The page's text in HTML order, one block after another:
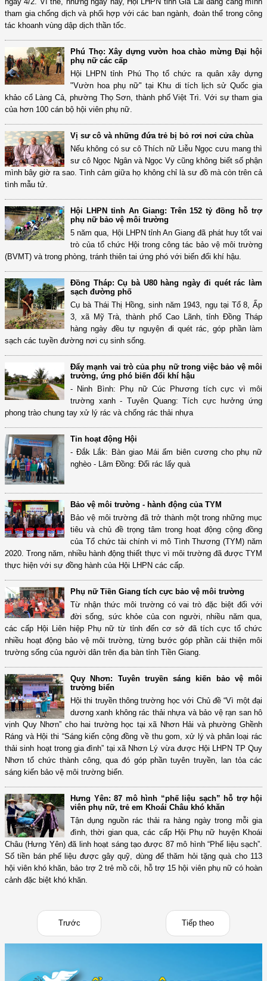
tham gia chống dịch và phối hợp với các ban ngành, đoàn thể trong công
tác khoanh vùng dập dịch thần tốc.
Phú Thọ: Xây dựng vườn hoa chào mừng Đại hội
phụ nữ các cấp
Hội LHPN tỉnh Phú Thọ tổ chức ra quân xây dựng
"Vườn hoa phụ nữ" tại Khu di tích lịch sử Quốc gia
khảo cổ Làng Cả, phường Thọ Sơn, thành phố Việt Trì. Với sự tham gia
của hơn 100 cán bộ hội viên phụ nữ.
Vị sư cô và những đứa trẻ bị bỏ rơi nơi cửa chùa
Nếu không có sư cô Thích nữ Liễu Ngọc cưu mang thì
sư cô Ngọc Ngân và Ngọc Vy cũng không biết số phận
mình bây giờ ra sao. Tình cảm giữa họ không chỉ là sư đồ mà còn trên cả
tình mẫu tử.
Hội LHPN tỉnh An Giang: Trên 152 tỷ đồng hỗ trợ
phụ nữ bảo vệ môi trường
5 năm qua, Hội LHPN tỉnh An Giang đã phát huy tốt vai
trò của tổ chức Hội trong công tác bảo vệ môi trường
(BVMT) và trong phòng, tránh thiên tai ứng phó với biến đổi khí hậu.
Đồng Tháp: Cụ bà U80 hàng ngày đi quét rác làm
sạch đường phố
Cụ bà Thái Thị Hồng, sinh năm 1943, ngụ tại Tổ 8, Ấp
3, xã Mỹ Trà, thành phố Cao Lãnh, tỉnh Đồng Tháp
hàng ngày đều tự nguyện đi quét rác, góp phần làm
sạch các tuyền đường nơi cụ sinh sống.
Đẩy mạnh vai trò của phụ nữ trong việc bảo vệ môi
trường, ứng phó biến đổi khí hậu
- Ninh Bình: Phụ nữ Cúc Phương tích cực vì môi
trường xanh - Tuyên Quang: Tích cực hưởng ứng
phong trào chung tay xử lý rác và chống rác thải nhựa
Tin hoạt động Hội
- Đắk Lắk: Bàn giao Mái ấm biên cương cho phụ nữ
nghèo - Lâm Đồng: Đổi rác lấy quà
Bảo vệ môi trường - hành động của TYM
Bảo vệ môi trường đã trở thành một trong những mục
tiêu và chủ đề trọng tâm trong hoạt động cộng đồng
của Tổ chức tài chính vi mô Tình Thương (TYM) năm
2020. Trong năm, nhiều hành động thiết thực vì môi trường đã được TYM
thực hiện với sự đồng hành của Hội LHPN các cấp.
Phụ nữ Tiền Giang tích cực bảo vệ môi trường
Từ nhận thức môi trường có vai trò đặc biệt đối với
đời sống, sức khỏe của con người, nhiều năm qua,
các cấp Hội Liên hiệp Phụ nữ từ tỉnh đến cơ sở đã tích cực tổ chức
nhiều hoạt động bảo vệ môi trường, từng bước góp phần cải thiện môi
trường sống của người dân trên địa bàn tỉnh Tiền Giang.
Quy Nhơn: Tuyên truyền sáng kiến bảo vệ môi
trường biển
Hội thi truyền thông trường học với Chủ đề “Vì một đại
dương xanh không rác thải nhựa và bảo vệ rạn san hô
vịnh Quy Nhơn” cho hai trường học tại xã Nhơn Hải và phường Ghềnh
Ráng và Hội thi “Sáng kiến cộng đồng về thu gom, xử lý và phân loại rác
thải sinh hoạt trong gia đình” tại xã Nhơn Lý vừa được Hội LHPN TP Quy
Nhơn tổ chức thành công, qua đó góp phần tuyên truyền, lan tỏa các
sáng kiến bảo vệ môi trường biển.
Hưng Yên: 87 mô hình “phế liệu sạch” hỗ trợ hội
viên phụ nữ, trẻ em Khoái Châu khó khăn
Tận dụng nguồn rác thải ra hàng ngày trong mỗi gia
đình, thời gian qua, các cấp Hội Phụ nữ huyện Khoái
Châu (Hưng Yên) đã linh hoạt sáng tạo được 87 mô hình “Phế liệu sạch”.
Số tiền bán phế liệu được gây quỹ, dùng để thăm hỏi tặng quà cho 113
hội viên khó khăn, bảo trợ 2 trẻ mồ côi, hỗ trợ 15 hội viên phụ nữ có hoàn
cảnh đặc biệt khó khăn.
Trước Tiếp theo